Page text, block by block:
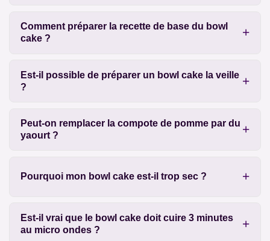
Comment préparer la recette de base du bowl
cake ?
Est-il possible de préparer un bowl cake la veille
?
Peut-on remplacer la compote de pomme par du
yaourt ?
Pourquoi mon bowl cake est-il trop sec ?
Est-il vrai que le bowl cake doit cuire 3 minutes
au micro ondes ?